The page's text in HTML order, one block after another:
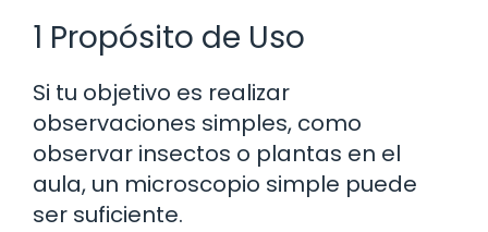
1 Propósito de Uso
Si tu objetivo es realizar
observaciones simples, como
observar insectos o plantas en el
aula, un microscopio simple puede
ser suficiente.